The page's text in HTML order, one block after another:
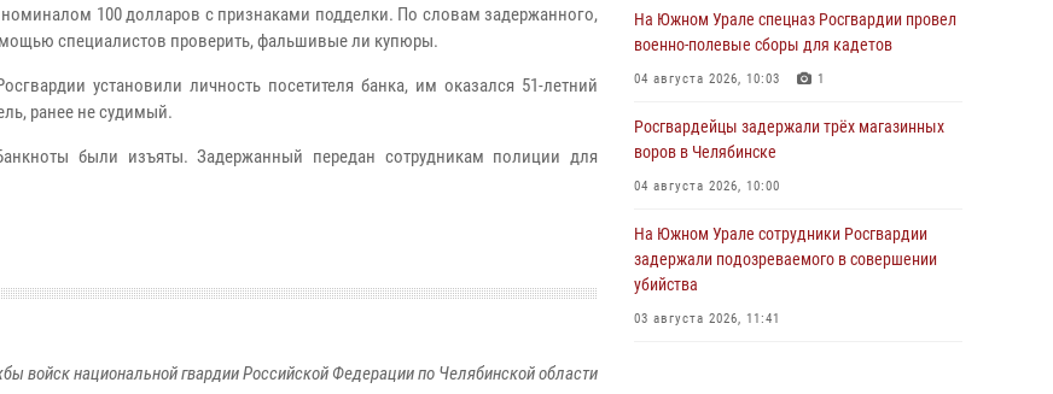
номиналом 100 долларов с признаками подделки. По словам задержанного,
специалистов проверить, фальшивые ли купюры.
установили личность посетителя банка, им оказался 51-летний
ранее не судимый.
были изъяты. Задержанный передан сотрудникам полиции для
войск национальной гвардии Российской Федерации по Челябинской области
На Южном Урале спецназ Росгвардии провел
военно-полевые сборы для кадетов
04 августа 2026, 10:03 1
Росгвардейцы задержали трёх магазинных
воров в Челябинске
04 августа 2026, 10:00
На Южном Урале сотрудники Росгвардии
задержали подозреваемого в совершении
убийства
03 августа 2026, 11:41